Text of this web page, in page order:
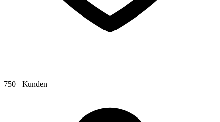
750+ Kunden